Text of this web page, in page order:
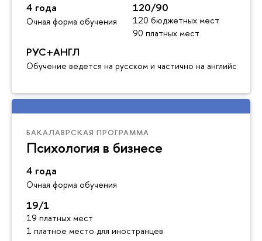
4 года
Очная форма обучения
120/90
120 бюджетных мест
90 платных мест
РУС+АНГЛ
Обучение ведется на русском и частично на английском
БАКАЛАВРСКАЯ ПРОГРАММА
Психология в бизнесе
4 года
Очная форма обучения
19/1
19 платных мест
1 платное место для иностранцев